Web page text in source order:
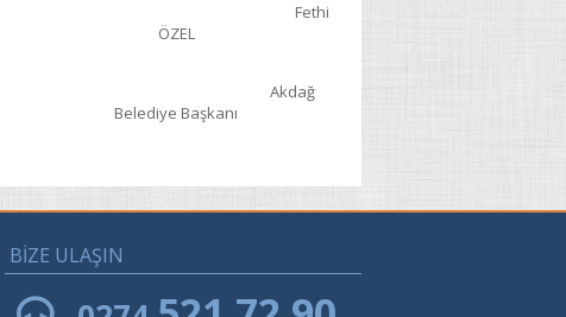
Fethi
ÖZEL
Akdağ
Belediye Başkanı
BİZE ULAŞIN